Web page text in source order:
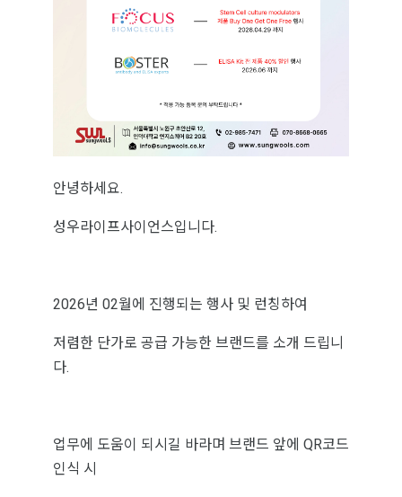
안녕하세요.
성우라이프사이언스입니다.
2026년 02월에 진행되는 행사 및 런칭하여
저렴한 단가로 공급 가능한 브랜드를 소개 드립니
다.
업무에 도움이 되시길 바라며 브랜드 앞에 QR코드
인식 시